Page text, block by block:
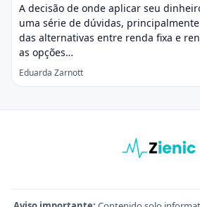
A decisão de onde aplicar seu
uma série de dúvidas,
das alternativas entre renda fixa e
as opções…
Eduarda Zarnott